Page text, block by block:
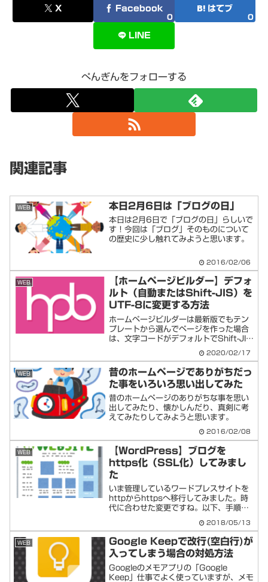
X Facebook
0
はてブ
0
LINE
ぺんぎんをフォローする
関連記事
WEB 本日2月6日は「ブログの日」
本日は2月6日で「ブログの日」らしいで
す！今回は「ブログ」そのものについて
の歴史に少し触れてみようと思います。
2016/02/06
WEB
【ホームページビルダー】デフォ
ルト（自動またはShift-JIS）を
UTF-8に変更する方法
ホームページビルダーは最新版でもテン
プレートから選んでページを作った場合
は、文字コードがデフォルトでShift-JIS
UTF-8になる？）今の時代はSEO的な意
味もあってと思いますが、多くのサイト
がUTF...
2020/02/17
WEB
昔のホームページでありがちだっ
た事をいろいろ思い出してみた
昔のホームページのありがちな事を思い
出してみたり、懐かしんだり、真剣に考
えてみたりしてみようと思います。
2016/02/08
WEB
【WordPress】ブログを
https化（SSL化）してみまし
た
いま管理しているワードプレスサイトを
httpからhttpsへ移行してみました。時
代に合わせた変更ですね。以下、手順を
（SSL化）の手順メモ（エックスサーバ
ー＋ワードプレス例）サーバー管理画面
にログインし...
2018/05/13
WEB
Google Keepで改行(空白行)が
入ってしまう場合の対処方法
Googleのメモアプリの「Google
Keep」仕事でよく使っていますが、メモ